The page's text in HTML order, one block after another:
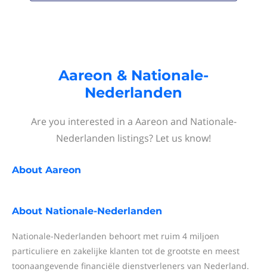
Aareon & Nationale-
Nederlanden
Are you interested in a Aareon and Nationale-
Nederlanden listings? Let us know!
About Aareon
About Nationale-Nederlanden
Nationale-Nederlanden behoort met ruim 4 miljoen
particuliere en zakelijke klanten tot de grootste en meest
toonaangevende financiële dienstverleners van Nederland.